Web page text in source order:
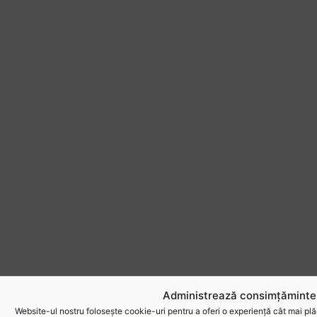
Administrează
Website-ul nostru folosește cookie-uri pentru a oferi o experiență cât mai